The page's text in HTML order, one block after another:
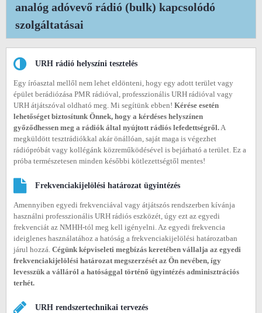
analóg adóvevő rádió (bulk) kapcsolódó
szolgáltatásai
URH rádió helyszíni tesztelés
Egy íróasztal mellől nem lehet eldönteni, hogy egy adott terület vagy
épület berádiózása PMR rádióval, professzionális URH rádióval vagy
URH átjátszóval oldható meg. Mi segítünk ebben! Kérése esetén
lehetőséget biztosítunk Önnek, hogy a kérdéses helyszínen
győződhessen meg a rádiók által nyújtott rádiós lefedettségről.A
megküldött tesztrádiókkal akár önállóan, saját maga is végezhet
rádiópróbát vagy kollégánk közreműködésével is bejárható a terület. Ez a
próba természetesen minden későbbi kötlezettségtől mentes!
Frekvenciakijelölési határozat ügyintézés
Amennyiben egyedi frekvenciával vagy átjátszós rendszerben kívánja
használni professzionális URH rádiós eszközét, úgy ezt az egyedi
frekvenciát az NMHH-tól meg kell igényelni. Az egyedi frekvencia
ideiglenes használatához a hatóság a frekvenciakijelölési határozatban
járul hozzá. Cégünk képviseleti megbízás keretében vállalja az egyedi
frekvenciakijelölési határozat megszerzését az Ön nevében, így
levesszük a válláról a hatósággal történő ügyintézés adminisztrációs
terhét.
URH rendszertechnikai tervezés